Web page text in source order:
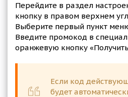
Перейдите в раздел
кнопку в правом верхнем
Выберите первый пункт
Введите промокод в
оранжевую кнопку
Если код
будет